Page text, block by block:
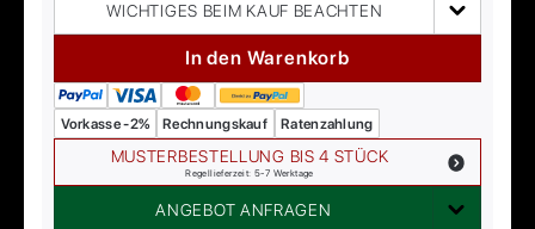
WICHTIGES BEIM KAUF BEACHTEN
In den Warenkorb
Vorkasse -2% Rechnungskauf Ratenzahlung
MUSTERBESTELLUNG BIS 4 STÜCK
Regellieferzeit: 5-7 Werktage
ANGEBOT ANFRAGEN